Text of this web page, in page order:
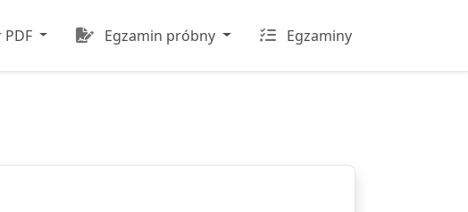
Egzamin próbny Egzaminy